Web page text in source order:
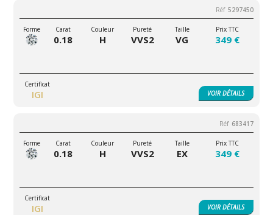
5297450
0.18 H VVS2 VG
IGI
349 €
VOIRDÉTAILS
683417
0.18 H VVS2 EX
IGI
349 €
VOIRDÉTAILS